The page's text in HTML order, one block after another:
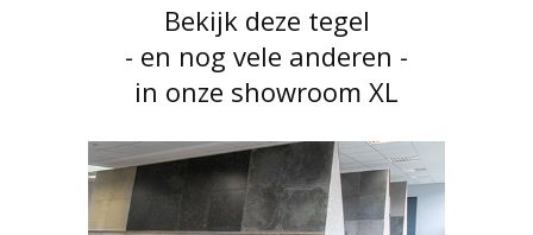
Bekijk deze tegel
- en nog vele anderen -
in onze showroom XL